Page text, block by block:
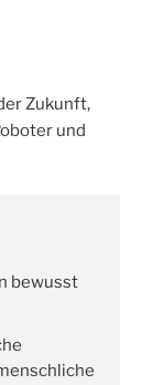
Zukunft,
und
bewusst